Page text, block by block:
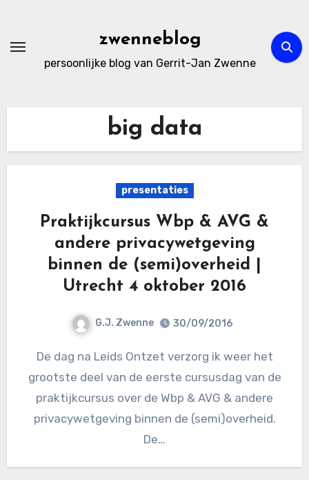
de
zwenneblog
persoonlijke blog van Gerrit-Jan Zwenne
big data
presentaties
Praktijkcursus Wbp & AVG &
andere privacywetgeving
binnen de (semi)overheid |
Utrecht 4 oktober 2016
G.J. Zwenne 30/09/2016
De dag na Leids Ontzet verzorg ik weer het
grootste deel van de eerste cursusdag van de
praktijkcursus over de Wbp & AVG & andere
privacywetgeving binnen de (semi)overheid.
De…